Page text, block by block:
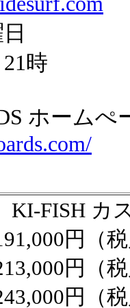
時
ホームぺ
FISH カ
円（
円（
円（